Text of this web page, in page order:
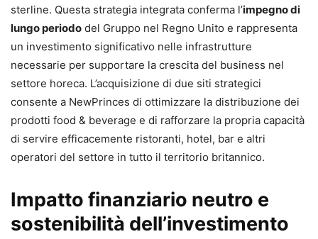
sterline. Questa strategia integrata conferma l’impegno di
lungo periodo del Gruppo nel Regno Unito e rappresenta
un investimento significativo nelle infrastrutture
necessarie per supportare la crescita del business nel
settore horeca. L’acquisizione di due siti strategici
consente a NewPrinces di ottimizzare la distribuzione dei
prodotti food & beverage e di rafforzare la propria capacità
di servire efficacemente ristoranti, hotel, bar e altri
operatori del settore in tutto il territorio britannico.
Impatto finanziario neutro e
sostenibilità dell’investimento